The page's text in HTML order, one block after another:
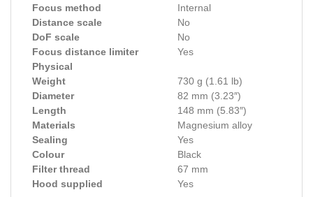
Focus method
Internal
Distance scale
No
DoF scale
No
Focus distance limiter
Yes
Physical
Weight
730 g (1.61 lb)
Diameter
82 mm (3.23″)
Length
148 mm (5.83″)
Materials
Magnesium alloy
Sealing
Yes
Colour
Black
Filter thread
67 mm
Hood supplied
Yes